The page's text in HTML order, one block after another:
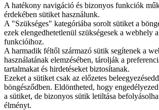
A hatékony navigáció és bizonyos funkciók
érdekében sütiket használunk.
A "Szükséges" kategóriába sorolt sütiket a
ezek elengedhetetlenül szükségesek a webhely
funkcióihoz.
A harmadik féltől származó sütik segítenek a
használatának elemzésében, tárolják a
tartalmakat és hirdetéseket biztosítanak.
Ezeket a sütiket csak az előzetes
böngésződben. Eldöntheted, hogy
a sütiket, de bizonyos sütik letiltása
élményt.